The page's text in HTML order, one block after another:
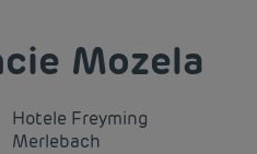
Mozela
Hotele Freyming
Merlebach